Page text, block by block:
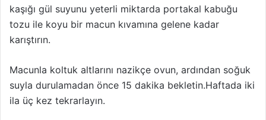
kaşığı gül suyunu yeterli miktarda portakal kabuğu
tozu ile koyu bir macun kıvamına gelene kadar
karıştırın.
Macunla koltuk altlarını nazikçe ovun, ardından soğuk
suyla durulamadan önce 15 dakika bekletin.Haftada iki
ila üç kez tekrarlayın.